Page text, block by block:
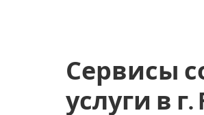
Сервисы
услуги в